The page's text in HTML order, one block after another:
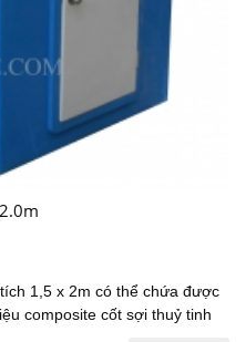
1,5 x 2m có thể chứa được
composite cốt sợi thuỷ tinh